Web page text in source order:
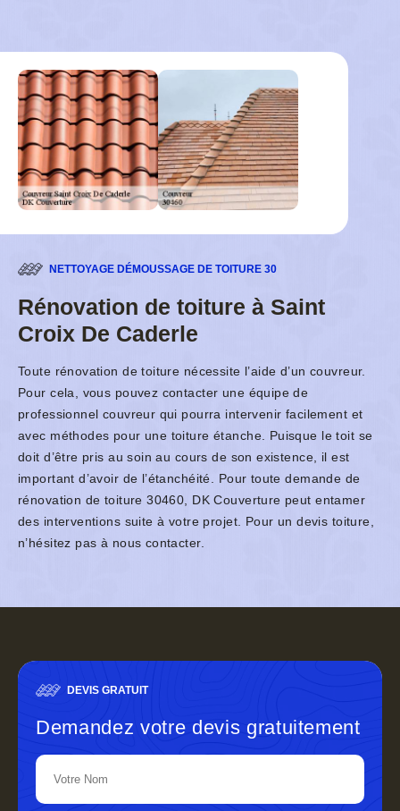
NETTOYAGE DÉMOUSSAGE DE TOITURE 30
Rénovation de toiture à Saint
Croix De Caderle
Toute rénovation de toiture nécessite l’aide d’un couvreur.
Pour cela, vous pouvez contacter une équipe de
professionnel couvreur qui pourra intervenir facilement et
avec méthodes pour une toiture étanche. Puisque le toit se
doit d’être pris au soin au cours de son existence, il est
important d’avoir de l’étanchéité. Pour toute demande de
rénovation de toiture 30460, DK Couverture peut entamer
des interventions suite à votre projet. Pour un devis toiture,
n’hésitez pas à nous contacter.
DEVIS GRATUIT
Demandez votre devis gratuitement